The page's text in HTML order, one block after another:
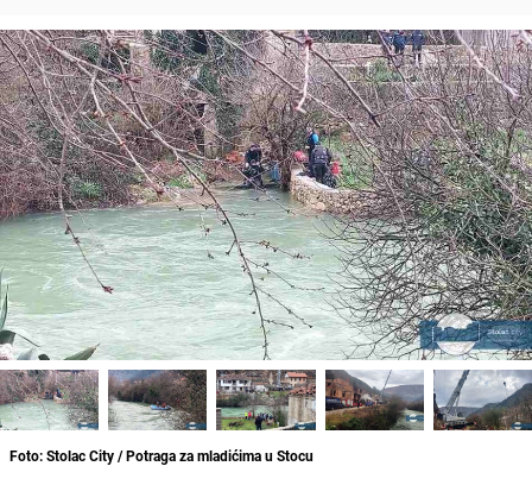
Foto: Stolac City / Potraga za mladićima u Stocu